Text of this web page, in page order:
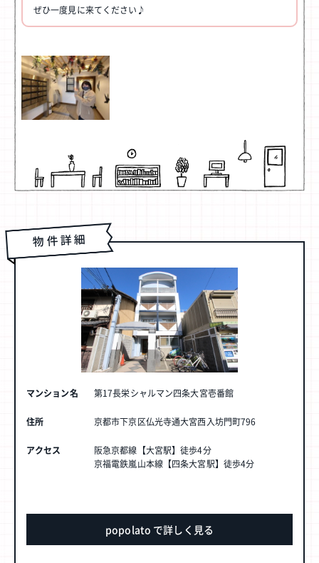
ぜひ一度見に来てください♪
物件詳細
マンション名 第17長栄シャルマン四条大宮壱番館
住所 京都市下京区仏光寺通大宮西入坊門町796
アクセス
阪急京都線【大宮駅】徒歩4分
京福電鉄嵐山本線【四条大宮駅】徒歩4分
popolato で詳しく見る